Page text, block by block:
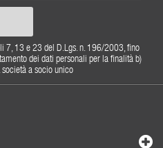
7, 13 e 23 del D.Lgs. n. 196/2003, fino
dei dati personali per la finalità b)
a socio unico